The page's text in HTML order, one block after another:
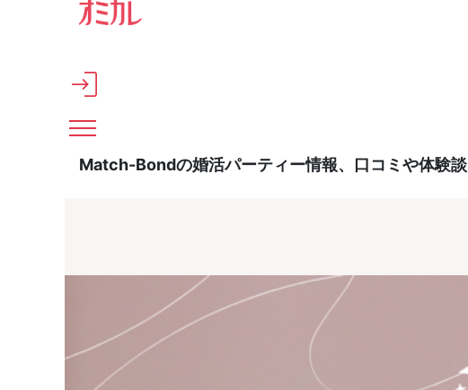
メインコンテンツへスキップ
Match-Bondの婚活パーティー情報、口コミや体験談